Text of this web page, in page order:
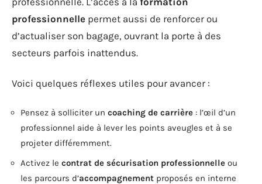
professionnelle permet aussi de renforcer ou
d’actualiser son bagage, ouvrant la porte à des
secteurs parfois inattendus.
Voici quelques réflexes utiles pour avancer :
Pensez à solliciter un coaching de carrière : l’œil d’un
professionnel aide à lever les points aveugles et à se
projeter différemment.
Activez le contrat de sécurisation professionnelle ou
les parcours d’accompagnement proposés en interne